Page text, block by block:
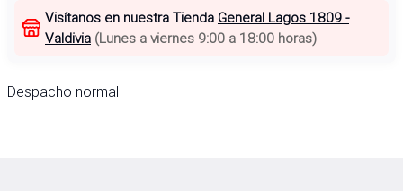
Visítanos en nuestra Tienda General Lagos 1809 -
Valdivia (Lunes a viernes 9:00 a 18:00 horas)
Despacho normal